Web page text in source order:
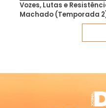
Vozes, Lutas e
Machado (Temporada